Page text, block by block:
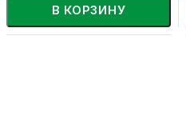
В КОРЗИНУ